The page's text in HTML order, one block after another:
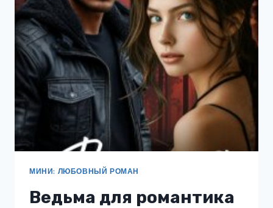
МИНИ: ЛЮБОВНЫЙ РОМАН
Ведьма для романтика